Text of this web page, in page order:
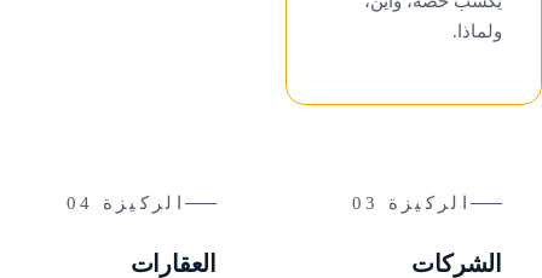
ولماذا.
الركيزة 03
الشركات
الركيزة 04
العقارات